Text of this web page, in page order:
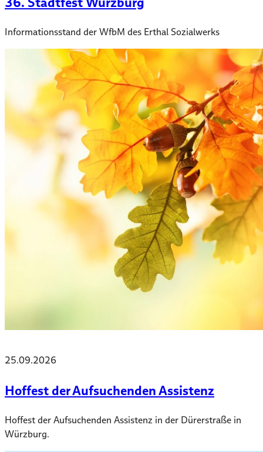
Informationsstand der WfbM des Erthal Sozialwerks
25.09.2026
Hoffest der Aufsuchenden Assistenz
Hoffest der Aufsuchenden Assistenz in der Dürerstraße in
Würzburg.